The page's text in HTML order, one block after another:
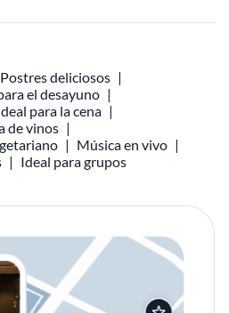
Postres deliciosos
el desayuno
para la cena
de vinos
Música en vivo
Ideal para grupos